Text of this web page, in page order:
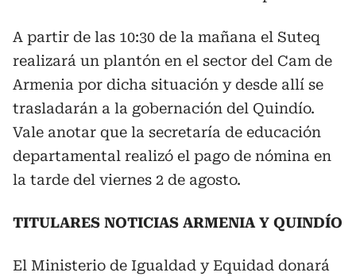
A partir de las 10:30 de la mañana el Suteq
realizará un plantón en el sector del Cam de
Armenia por dicha situación y desde allí se
trasladarán a la gobernación del Quindío.
Vale anotar que la secretaría de educación
departamental realizó el pago de nómina en
la tarde del viernes 2 de agosto.
TITULARES NOTICIAS ARMENIA Y QUINDÍO
El Ministerio de Igualdad y Equidad donará